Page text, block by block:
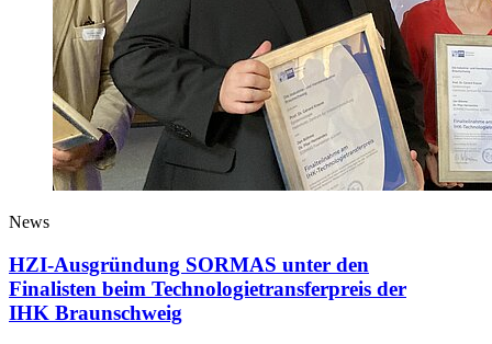
News
HZI-Ausgründung SORMAS unter den
Finalisten beim Technologietransferpreis der
IHK Braunschweig